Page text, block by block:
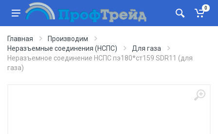
0
Главная
Производим
Неразъемные соединения (НСПС)
Для газа
Неразъемное соединение НСПС пэ180*ст159 SDR11 (для
газа)